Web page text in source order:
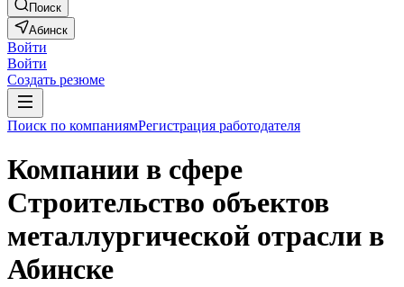
Поиск
Абинск
Войти
Войти
Создать резюме
Поиск по компаниямРегистрация работодателя
Компании в сфере
Строительство объектов
металлургической отрасли в
Абинске